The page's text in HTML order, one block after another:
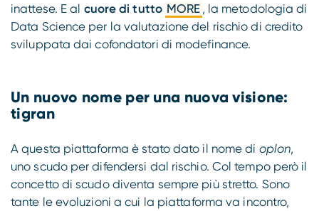
inattese. E al cuore di tutto MORE , la metodologia di
Data Science per la valutazione del rischio di credito
sviluppata dai cofondatori di modefinance.
Un nuovo nome per una nuova visione:
tigran
A questa piattaforma è stato dato il nome di oplon,
uno scudo per difendersi dal rischio. Col tempo però il
concetto di scudo diventa sempre più stretto. Sono
tante le evoluzioni a cui la piattaforma va incontro,